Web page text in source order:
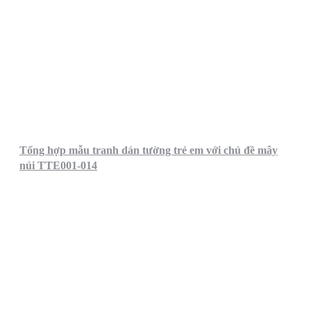
Tổng hợp mẫu tranh dán tường trẻ em với chủ đề mây
núi TTE001-014